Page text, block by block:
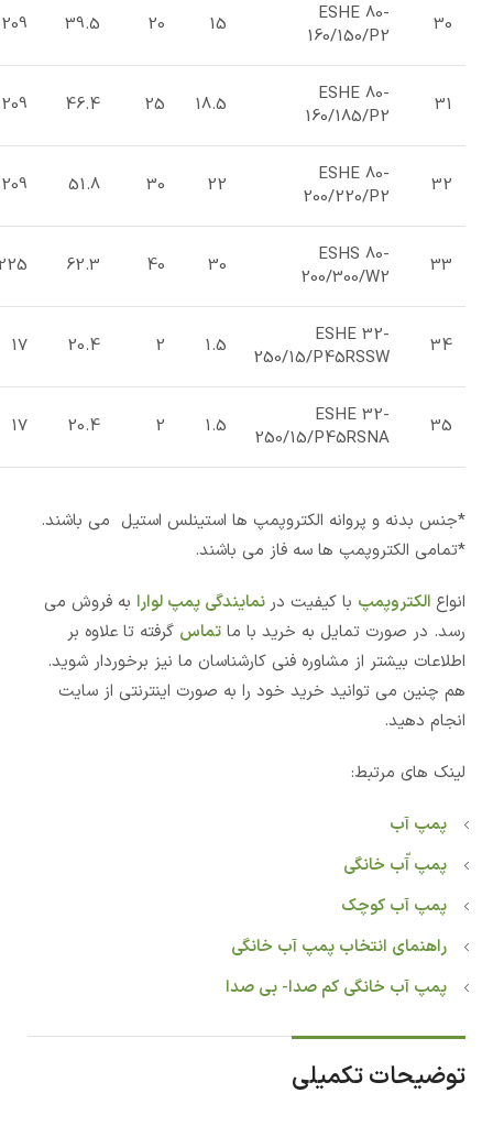
30
ESHE 80-
160/150/P2
15
20
39.5
209
31
ESHE 80-
160/185/P2
18.5
25
46.4
209
32
ESHE 80-
200/220/P2
22
30
51.8
209
33
ESHS 80-
200/300/W2
30
40
62.3
34
ESHE 32-
250/15/P45RSSW
1.5
2
20.4
17
35
ESHE 32-
250/15/P45RSNA
1.5
2
20.4
17
*جنس بدنه و پروانه الکتروپمپ ها استینلس استیل می باشند.
*تمامی الکتروپمپ ها سه فاز می باشند.
انواع الکتروپمپ با کیفیت در نمایندگی پمپ لوارا به فروش می
رسد. در صورت تمایل به خرید با ما تماس گرفته تا علاوه بر
اطلاعات بیشتر از مشاوره فنی کارشناسان ما نیز برخوردار شوید.
هم چنین می توانید خرید خود را به صورت اینترنتی از سایت
انجام دهید.
لینک های مرتبط:
پمپ آب
پمپ آّب خانگی
پمپ آب کوچک
راهنمای انتخاب پمپ آب خانگی
پمپ آب خانگی کم صدا- بی صدا
توضیحات تکمیلی